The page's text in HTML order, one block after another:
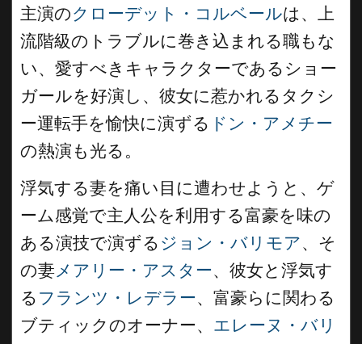
主演のクローデット・コルベールは、上
流階級のトラブルに巻き込まれる職もな
い、愛すべきキャラクターであるショー
ガールを好演し、彼女に惹かれるタクシ
ー運転手を愉快に演ずる ドン・アメチー
の熱演も光る。
浮気する妻を痛い目に遭わせようと、ゲ
ーム感覚で主人公を利用する富豪を味の
ある演技で演ずる ジョン・バリモア、そ
の妻メアリー・アスター、彼女と浮気す
る フランツ・レデラー、富豪らに関わる
ブティックのオーナー、 エレーヌ・バリ